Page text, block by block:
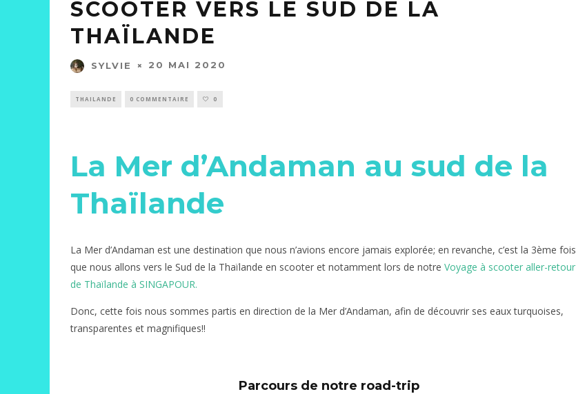
SCOOTER VERS LE SUD DE LA
THAÏLANDE
SYLVIE 20 MAI 2020
THAILANDE 0 COMMENTAIRE 0
La Mer d’Andaman au sud de la
Thaïlande
La Mer d’Andaman est une destination que nous n’avions encore jamais explorée; en revanche, c’est la 3ème fois
que nous allons vers le Sud de la Thaïlande en scooter et notamment lors de notre Voyage à scooter aller-retour
de Thaïlande à SINGAPOUR.
Donc, cette fois nous sommes partis en direction de la Mer d’Andaman, afin de découvrir ses eaux turquoises,
transparentes et magnifiques!!
Parcours de notre road-trip